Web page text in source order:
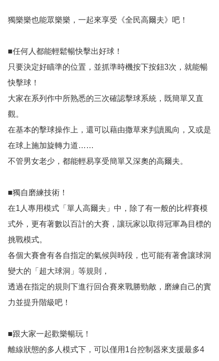
獨樂樂也能眾樂樂，一起來享受《全民高爾夫》吧！
■任何人都能輕鬆暢快擊出好球！
只要決定好瞄準的位置，並抓準時機按下按鈕3次，就能暢
快擊球！
大家在系列作中所熟悉的三次確認擊球系統，既簡單又直
觀。
在基本的擊球操作上，還可以藉由撒草來判讀風向，又或是
在球上施加旋轉力道……
不管男女老少，都能輕易享受簡單又深奧的高爾夫。
■獨自磨練技術！
在1人專用模式「單人高爾夫」中，除了有一般的比桿賽模
式外，更有著數以百計的大賽，讓玩家以取得冠軍為目標的
挑戰模式。
各個大賽會有各自指定的氣候與時段，也可能有著會讓球洞
變大的「超大球洞」等規則，
透過在指定的規則下進行回合賽來戰勝勁敵，磨練自己的實
力並提升階級吧！
■跟大家一起歡樂暢玩！
離線狀態的多人模式下，可以僅用1台控制器來支援最多4